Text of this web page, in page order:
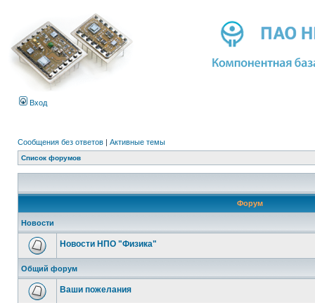
Вход
Сообщения без ответов | Активные темы
Список форумов
Форум
Новости
Новости НПО "Физика"
Общий форум
Ваши пожелания